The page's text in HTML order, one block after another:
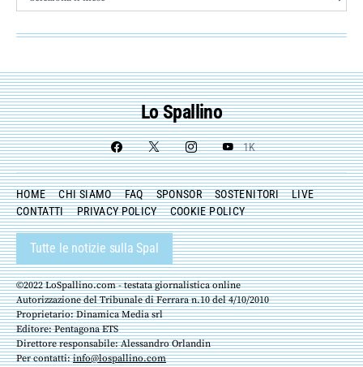
Lo Spallino
1K
HOME CHI SIAMO FAQ SPONSOR SOSTENITORI
LIVE
CONTATTI
PRIVACY POLICY COOKIE POLICY
Tutte le notizie sulla Spal
©2022 LoSpallino.com - testata giornalistica online
Autorizzazione del Tribunale di Ferrara n.10 del 4/10/2010
Proprietario: Dinamica Media srl
Editore: Pentagona ETS
Direttore responsabile: Alessandro Orlandin
Per contatti:info@lospallino.com